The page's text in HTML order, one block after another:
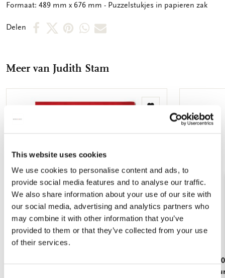
This website uses cookies
We use cookies to personalise content and ads, to
provide social media features and to analyse our traffic.
We also share information about your use of our site with
our social media, advertising and analytics partners who
may combine it with other information that you’ve
provided to them or that they’ve collected from your use
of their services.
Formaat: 489 mm x 676 mm - Puzzelstukjes in papieren zak
Delen
DeelDeelDeelDeelDeel
mail
Meer van Judith Stam
verlanglijst
Puzzel